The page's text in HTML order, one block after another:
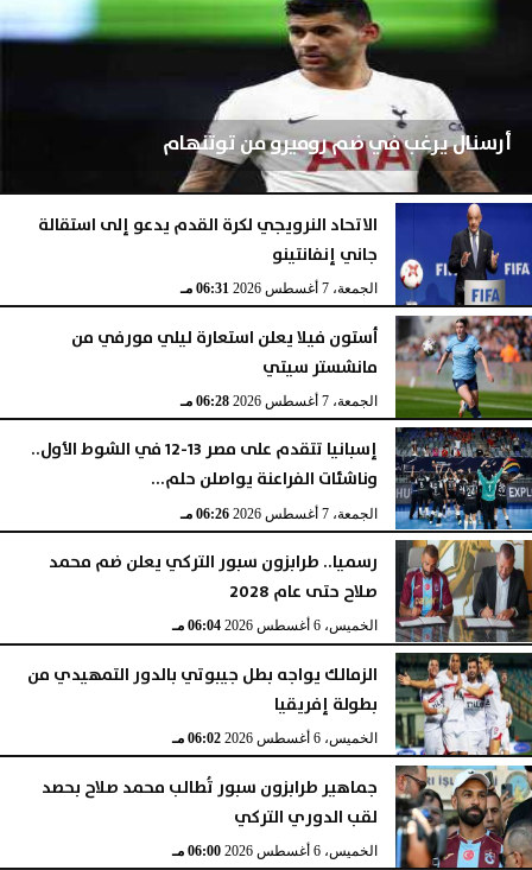
أرسنال يرغب في ضم روميرو من توتنهام
الجمعة، 7 أغسطس 2026 07:03 مـ
الاتحاد النرويجي لكرة القدم يدعو إلى استقالة
جاني إنفانتينو
الجمعة، 7 أغسطس 2026 06:31 مـ
أستون فيلا يعلن استعارة ليلي مورفي من
مانشستر سيتي
الجمعة، 7 أغسطس 2026 06:28 مـ
إسبانيا تتقدم على مصر 13-12 في الشوط الأول..
وناشئات الفراعنة يواصلن حلم...
الجمعة، 7 أغسطس 2026 06:26 مـ
رسميا.. طرابزون سبور التركي يعلن ضم محمد
صلاح حتى عام 2028
الخميس، 6 أغسطس 2026 06:04 مـ
الزمالك يواجه بطل جيبوتي بالدور التمهيدي من
بطولة إفريقيا
الخميس، 6 أغسطس 2026 06:02 مـ
جماهير طرابزون سبور تُطالب محمد صلاح بحصد
لقب الدوري التركي
الخميس، 6 أغسطس 2026 06:00 مـ